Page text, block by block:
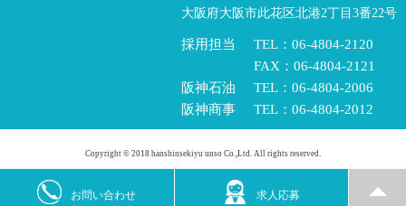
大阪府大阪市此花区北港2丁目3番22号
採用担当
TEL：06-4804-2120
FAX：06-4804-2121
阪神石油
TEL：06-4804-2006
阪神商事
TEL：06-4804-2012
Copyright © 2018 hanshinsekiyu unso Co.,Ltd. All rights reserved.
お問い合わせ 求人応募